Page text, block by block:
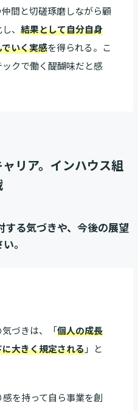
間と切磋琢磨しながら顧
、 結果として自分自身
いく実感を得られる。こ
クで働く醍醐味だと感
リア。インハウス組
する気づきや、今後の展望
。
づきは、「個人の成長
大きく規定される」と
を持って自ら事業を創